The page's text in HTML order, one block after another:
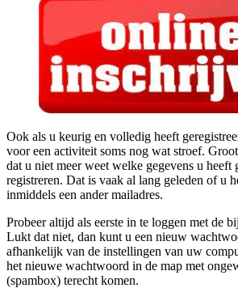
Ook als u keurig en volledig heeft
voor een activiteit soms nog wat stroef.
dat u niet meer weet welke gegevens u heeft
registreren. Dat is vaak al lang geleden of u
inmiddels een ander mailadres.
Probeer altijd als eerste in te loggen met de
Lukt dat niet, dan kunt u een nieuw
afhankelijk van de instellingen van uw
het nieuwe wachtwoord in de map met
(spambox) terecht komen.